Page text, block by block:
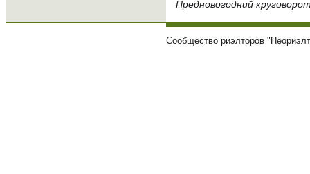
Предновогодний
Сообщество риэлторов